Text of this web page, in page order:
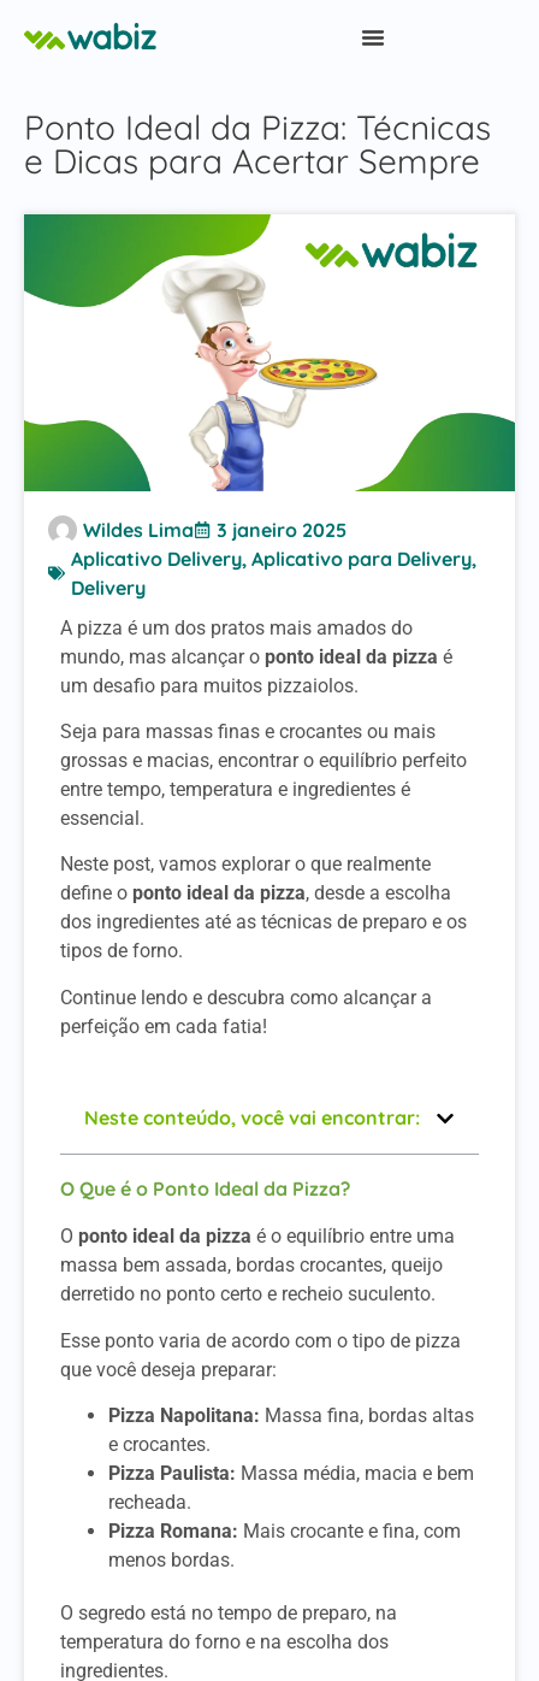
Ponto Ideal da Pizza: Técnicas
e Dicas para Acertar Sempre
Wildes Lima
3 janeiro 2025
Aplicativo Delivery, Aplicativo para Delivery,
Delivery
A pizza é um dos pratos mais amados do
mundo, mas alcançar o ponto ideal da pizza é
um desafio para muitos pizzaiolos.
Seja para massas finas e crocantes ou mais
grossas e macias, encontrar o equilíbrio perfeito
entre tempo, temperatura e ingredientes é
essencial.
Neste post, vamos explorar o que realmente
define o ponto ideal da pizza, desde a escolha
dos ingredientes até as técnicas de preparo e os
tipos de forno.
Continue lendo e descubra como alcançar a
perfeição em cada fatia!
Neste conteúdo, você vai encontrar:
O Que é o Ponto Ideal da Pizza?
O ponto ideal da pizza é o equilíbrio entre uma
massa bem assada, bordas crocantes, queijo
derretido no ponto certo e recheio suculento.
Esse ponto varia de acordo com o tipo de pizza
que você deseja preparar:
Pizza Napolitana: Massa fina, bordas altas
e crocantes.
Pizza Paulista: Massa média, macia e bem
recheada.
Pizza Romana: Mais crocante e fina, com
menos bordas.
O segredo está no tempo de preparo, na
temperatura do forno e na escolha dos
ingredientes.